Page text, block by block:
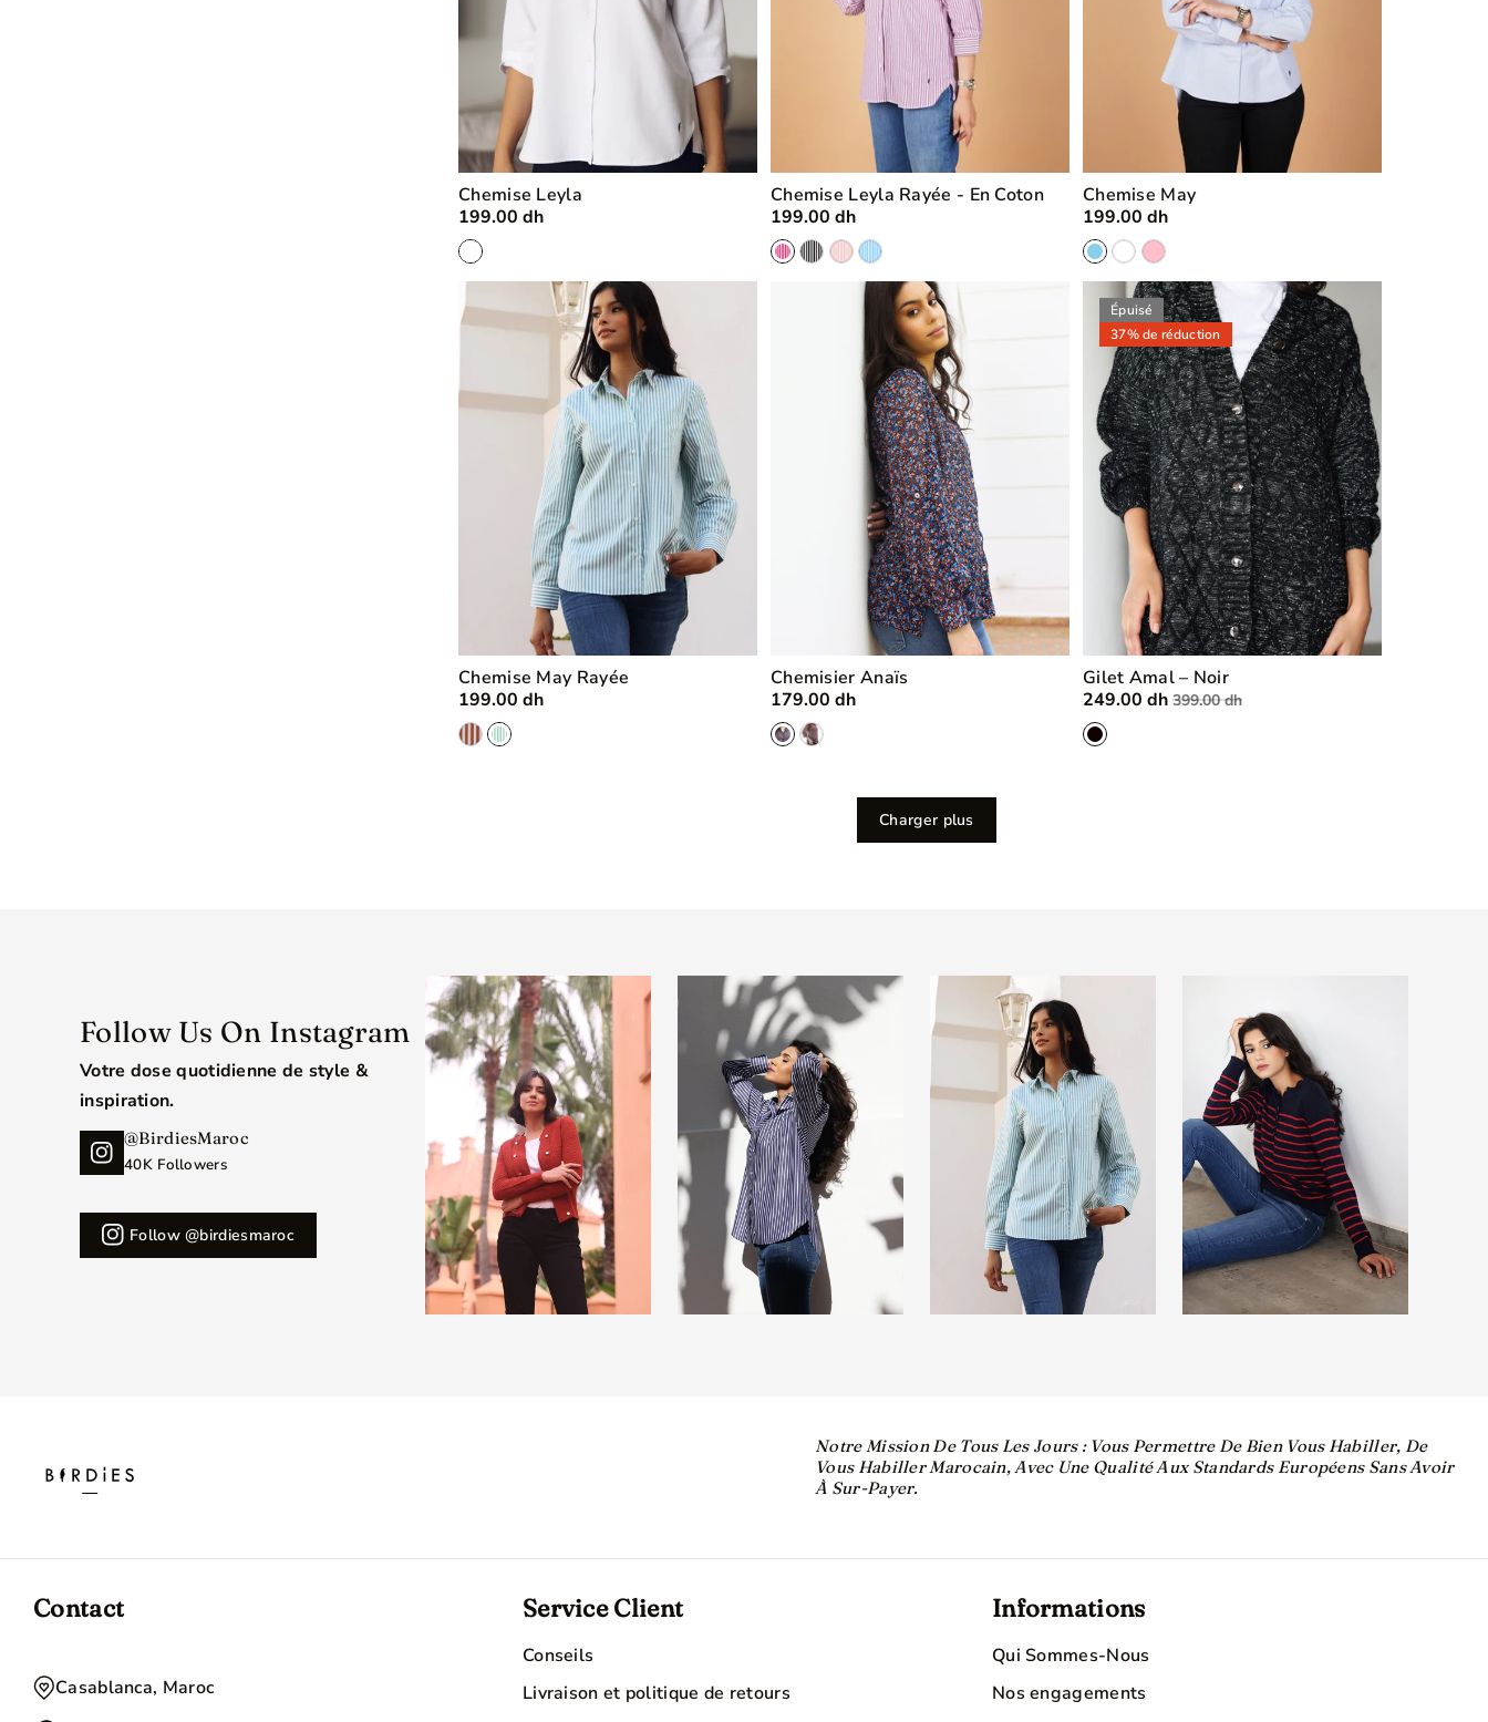
Chemise Leyla
199.00 dh
Chemise Leyla Rayée - En Coton
199.00 dh
Chemise May
199.00 dh
Chemise May Rayée
199.00 dh
Chemisier Anaïs
179.00 dh
Épuisé
37% de réduction
Gilet Amal – Noir
249.00 dh 399.00 dh
Charger plus
Follow Us On Instagram
Votre dose quotidienne de style &
inspiration.
@BirdiesMaroc
40K Followers
Follow @birdiesmaroc
Notre Mission De Tous Les Jours : Vous Permettre De Bien Vous Habiller, De
Vous Habiller Marocain, Avec Une Qualité Aux Standards Européens Sans Avoir
À Sur-Payer.
Contact
Casablanca, Maroc
Service Client
Conseils
Livraison et politique de retours
Informations
Qui Sommes-Nous
Nos engagements